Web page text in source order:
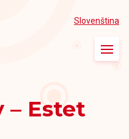
Slovenština
Naše ordinace
– Estet